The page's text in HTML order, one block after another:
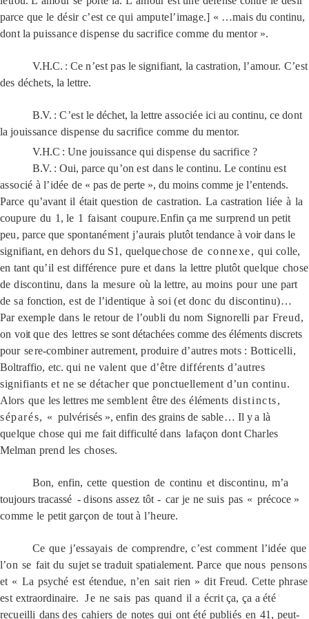
parce que le désir c’est ce qui amputel’image.] « …maisdu continu,
dont la puissance dispense du sacrifice comme du mentor ».
V.H.C. : Cen’estpas le signifiant, la castration,l’amour. C’est
des déchets,lalettre.
B.V. :C’estle déchet, la lettreassociéeici au continu, cedont
la jouissance dispensedusacrifice commedu mentor.
V.H.C :Une jouissancequidispense du sacrifice ?
B.V. : Oui, parcequ’onestdansle continu. Le continuest
associéàl’idée de « pas de perte », du moins comme je l’entends.
Parce qu’avant il était question de castration. La castration liée à la
coupure du 1, le 1 faisant coupure.Enfin ça mesurprendun petit
peu, parce que spontanémentj’aurais plutôt tendance à voir dans le
signifiant, en dehors du S1, quelquechose de connexe,qui colle,
en tant qu’il est différence pure et dans la lettre plutôt quelque chose
de discontinu, dans la mesure où la lettre, au moins pour une part
de sa fonction, est de l’identique à soi (et donc du discontinu)…
Par exemple dans le retour de l’oubli du nom Signorelli par Freud,
on voit que des lettres se sont détachées comme des éléments discrets
pour sere-combiner autrement, produire d’autres mots : Botticelli,
Boltraffio, etc. qui ne valent que d’être différents d’autres
signifiants et ne se détacher que ponctuellement d’un continu.
Alors que leslettres mesemblent être des élémentsdistincts,
séparés, « pulvérisés », enfin des grains de sable… Il ya là
quelque chose qui me fait difficulté dans lafaçon dontCharles
Melman prend les choses.
Bon, enfin, cette question de continu et discontinu, m’a
toujours tracassé - disons assez tôt- car je ne suis pas «précoce »
comme le petit garçon de tout à l’heure.
Ce que j’essayais de comprendre, c’est comment l’idée que
l’on se fait du sujet se traduit spatialement. Parce que nous pensons
et « La psyché est étendue, n’en sait rien » dit Freud. Cette phrase
est extraordinaire. Je ne sais pas quand il a écrit ça, ça a été
recueilli dans des cahiers de notes qui ont été publiés en 41, peut-